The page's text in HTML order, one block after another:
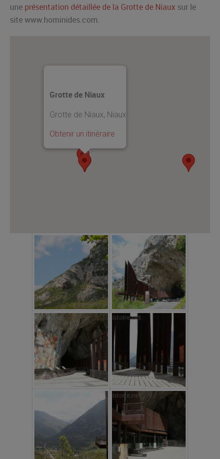
une présentation détaillée de la Grotte de Niaux sur le
site www.hominides.com.
Grotte de Niaux
Grotte de Niaux, Niaux
Obtenir un itinéraire